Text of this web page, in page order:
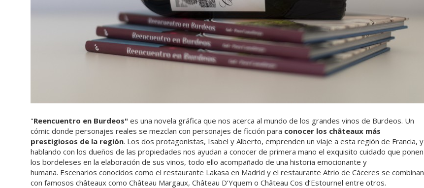
"Reencuentro en Burdeos" es una novela gráfica que nos acerca al mundo de los grandes vinos de Burdeos. Un
cómic donde personajes reales se mezclan con personajes de ficción para conocer los châteaux más
prestigiosos de la región. Los dos protagonistas, Isabel y Alberto, emprenden un viaje a esta región de Francia, y
hablando con los dueños de las propiedades nos ayudan a conocer de primera mano el exquisito cuidado que ponen
los bordeleses en la elaboración de sus vinos, todo ello acompañado de una historia emocionante y
humana. Escenarios conocidos como el restaurante Lakasa en Madrid y el restaurante Atrio de Cáceres se combinan
con famosos châteaux como Château Margaux, Château D’Yquem o Château Cos d’Estournel entre otros.